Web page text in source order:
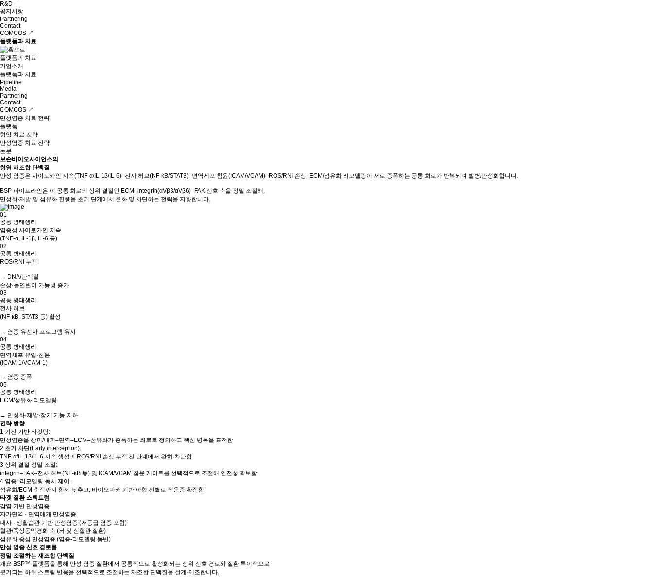
R&D
공지사항
Partnering
Contact
COMCOS ↗
플랫폼과 치료
플랫폼과 치료
기업소개
플랫폼과 치료
Pipeline
Media
Partnering
Contact
COMCOS ↗
만성염증 치료 전략
플랫폼
항암 치료 전략
만성염증 치료 전략
논문
보손바이오사이언스의
항염 재조합 단백질
만성 염증은 사이토카인 지속(TNF-α/IL-1β/IL-6)–전사 허브(NF-κB/STAT3)–면역세포 침윤(ICAM/VCAM)–ROS/RNI 손상–ECM/섬유화 리모델링이 서로 증폭하는 공통 회로가 반복되며 발병/만성화합니다.
BSP 파이프라인은 이 공통 회로의 상위 결절인 ECM–integrin(αVβ3/αVβ6)–FAK 신호 축을 정밀 조절해,
만성화·재발 및 섬유화 진행을 초기 단계에서 완화 및 차단하는 전략을 지향합니다.
01
공통 병태생리
염증성 사이토카인 지속
(TNF-α, IL-1β, IL-6 등)
02
공통 병태생리
ROS/RNI 누적
→ DNA/단백질
손상·돌연변이 가능성 증가
03
공통 병태생리
전사 허브
(NF-κB, STAT3 등) 활성
→ 염증 유전자 프로그램 유지
04
공통 병태생리
면역세포 유입·침윤
(ICAM-1/VCAM-1)
→ 염증 증폭
05
공통 병태생리
ECM/섬유화 리모델링
→ 만성화·재발·장기 기능 저하
전략 방향
1 기전 기반 타깃팅:
만성염증을 상피/내피–면역–ECM–섬유화가 증폭하는 회로로 정의하고 핵심 병목을 표적함
2 초기 차단(Early interception):
TNF-α/IL-1β/IL-6 지속 생성과 ROS/RNI 손상 누적 전 단계에서 완화·차단함
3 상위 결절 정밀 조절:
integrin–FAK–전사 허브(NF-κB 등) 및 ICAM/VCAM 침윤 게이트를 선택적으로 조절해 안전성 확보함
4 염증+리모델링 동시 제어:
섬유화/ECM 축적까지 함께 낮추고, 바이오마커 기반 아형 선별로 적응증 확장함
타겟 질환 스펙트럼
감염 기반 만성염증
자가면역 · 면역매개 만성염증
대사 · 생활습관 기반 만성염증 (저등급 염증 포함)
혈관/죽상동맥경화 축 (뇌 및 심혈관 질환)
섬유화 중심 만성염증 (염증-리모델링 동반)
만성 염증 신호 경로를
정밀 조절하는 재조합 단백질
개요 BSP™ 플랫폼을 통해 만성 염증 질환에서 공통적으로 활성화되는 상위 신호 경로와 질환 특이적으로
분기되는 하위 스트림 반응을 선택적으로 조절하는 재조합 단백질을 설계·제조합니다.